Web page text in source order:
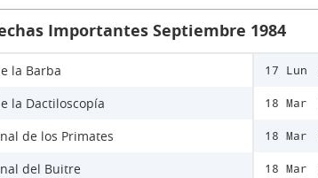
Importantes Septiembre 1984
la Barba
la Dactiloscopía
de los Primates
del Buitre
17 Lun
18 Mar
18 Mar
18 Mar